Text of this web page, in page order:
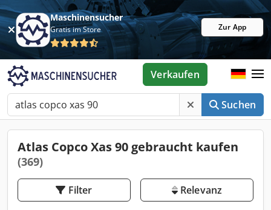
Maschinensucher
Gratis im Store Zur App
Suchen
Verkaufen
Atlas Copco Xas 90 gebraucht kaufen
(369)
Filter Relevanz